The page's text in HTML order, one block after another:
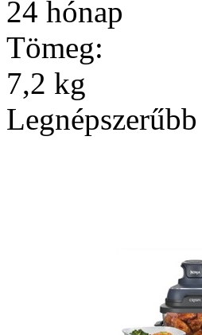
24 hónap
Tömeg:
7,2 kg